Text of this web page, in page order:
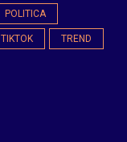
POLITICA
TIKTOK TREND